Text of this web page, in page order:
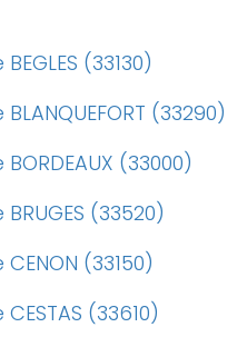
(33130)
(33290)
(33000)
(33520)
(33150)
(33610)